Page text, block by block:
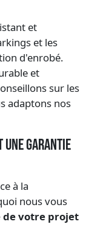
et
et les
d'enrobé.
et
sur les
adaptons nos
une garantie
à la
nous vous
de votre projet